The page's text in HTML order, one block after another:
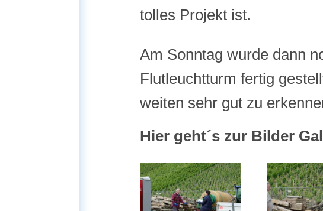
tolles Projekt ist.
Am Sonntag wurde dann
Flutleuchtturm fertig
weiten sehr gut zu
Hier geht´s zur Bilder